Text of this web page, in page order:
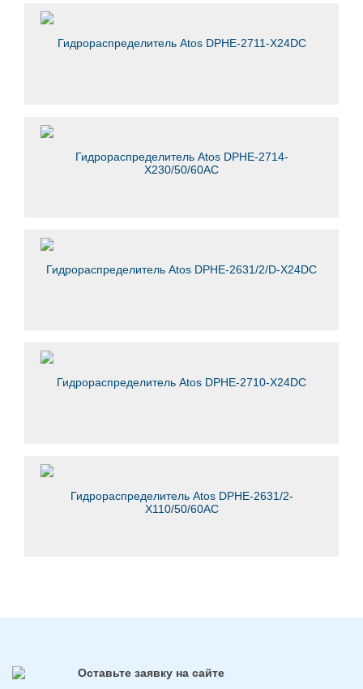
Гидрораспределитель Atos DPHE-2711-X24DC
Гидрораспределитель Atos DPHE-2714-
X230/50/60AC
Гидрораспределитель Аtos DPHE-2631/2/D-X24DC
Гидрораспределитель Atos DPHE-2710-X24DC
Гидрораспределитель Atos DPHE-2631/2-
X110/50/60AC
Оставьте заявку на сайте